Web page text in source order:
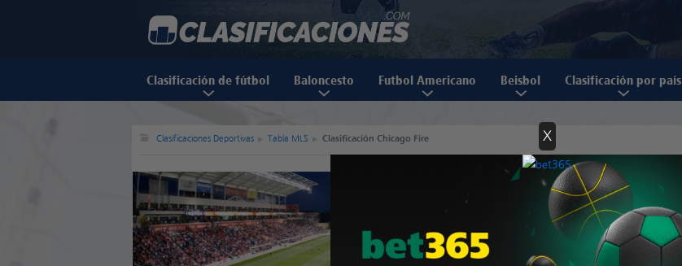
Clasificación de fútbol Baloncesto Futbol Americano Beisbol Clasificación por país
Clasificaciones Deportivas Tabla MLS Clasificación Chicago Fire X